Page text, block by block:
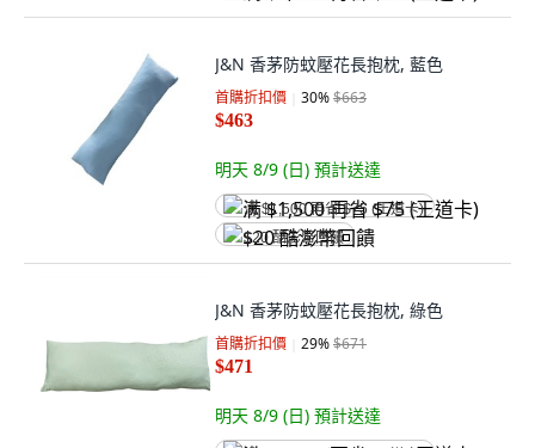
J&N 香茅防蚊壓花長抱枕, 藍色
首購折扣價 30%$663
$463
明天 8/9 (日) 預計送達
满 $1,500 再省 $75 (王道卡)
$20 酷澎幣回饋
J&N 香茅防蚊壓花長抱枕, 綠色
首購折扣價 29%$671
$471
明天 8/9 (日) 預計送達